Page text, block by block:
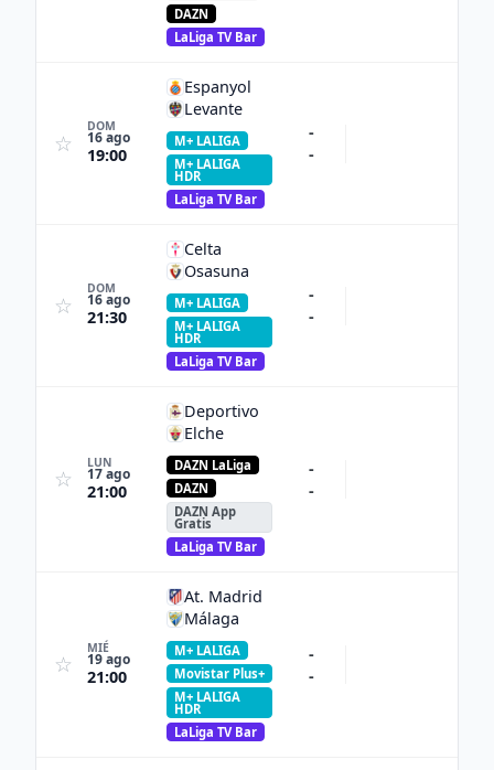
DAZN
LaLiga TV Bar
☆
DOM
16 ago
19:00
Espanyol
Levante
M+ LALIGA
M+ LALIGA
HDR
LaLiga TV Bar
-
-
☆
DOM
16 ago
21:30
Celta
Osasuna
M+ LALIGA
M+ LALIGA
HDR
LaLiga TV Bar
-
-
☆
LUN
17 ago
21:00
Deportivo
Elche
DAZN LaLiga
DAZN
DAZN App
Gratis
LaLiga TV Bar
-
-
☆
MIÉ
19 ago
21:00
At. Madrid
Málaga
M+ LALIGA
Movistar Plus+
M+ LALIGA
HDR
LaLiga TV Bar
-
-